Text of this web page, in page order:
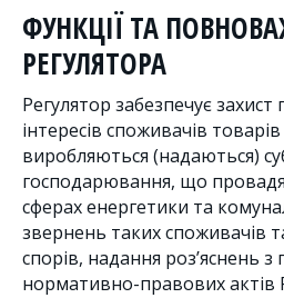
ФУНКЦІЇ ТА
РЕГУЛЯТОРА
Регулятор забезпечує
інтересів споживачів товарів
виробляються (надаються)
господарювання, що
сферах енергетики та
звернень таких споживачів
спорів, надання роз’яснень
нормативно-правових актів